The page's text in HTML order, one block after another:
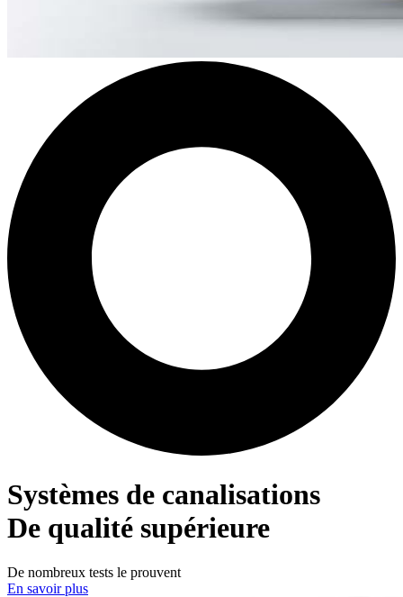
Systèmes de canalisations
De qualité supérieure
De nombreux tests le prouvent
En savoir plus